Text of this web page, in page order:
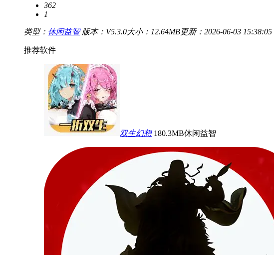
362
1
类型： 休闲益智 版本：V5.3.0大小：12.64MB更新：2026-06-03 15:38:05
推荐软件
双生幻想 180.3MB休闲益智